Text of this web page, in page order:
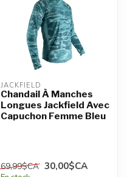
JACKFIELD
Chandail À Manches
Longues Jackfield Avec
Capuchon Femme Bleu
69,99$CA 30,00$CA